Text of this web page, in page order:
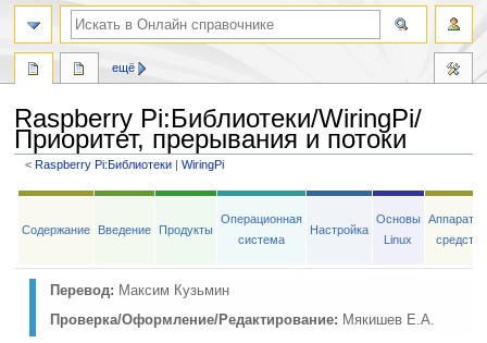
Raspberry Pi:Библиотеки/WiringPi/
Приоритет, прерывания и потоки
<Raspberry Pi:Библиотеки ‎ |WiringPi
Перейти
навигации
Перейти
поиску
Содержание Введение Продукты
Операционная
система
Настройка
Основы
Linux
средства
Перевод: Максим Кузьмин
Проверка/Оформление/Редактирование: Мякишев Е.А.
ещё